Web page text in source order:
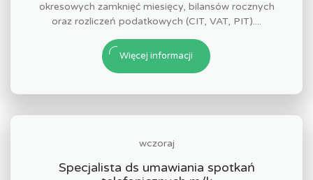
okresowych zamknięć miesięcy, bilansów rocznych
oraz rozliczeń podatkowych (CIT, VAT, PIT)....
Więcej informacji
wczoraj
Specjalista ds umawiania spotkań